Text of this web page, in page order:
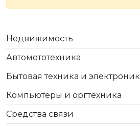
Недвижимость
Автомототехника
Бытовая техника и
Компьютеры и оргтехника
Средства связи